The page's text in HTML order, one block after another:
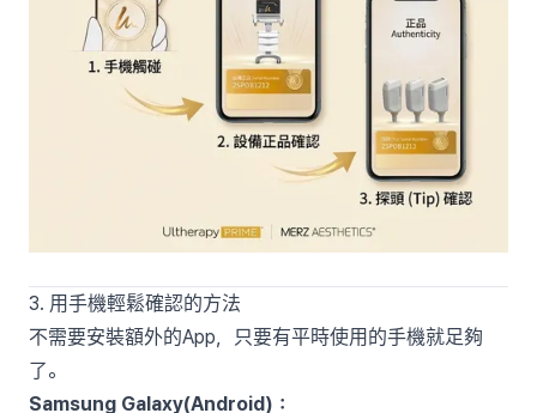
3. 用手機輕鬆確認的方法
不需要安裝額外的App，只要有平時使用的手機就足夠
了。
Samsung Galaxy(Android)：